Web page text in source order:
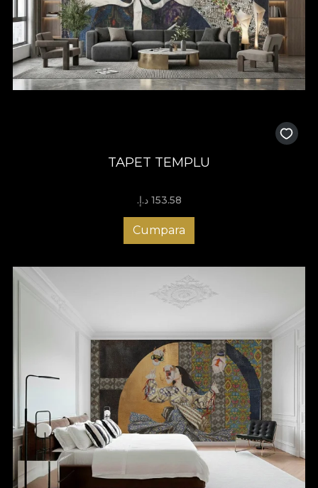
TAPET TEMPLU
153.58 د.إ.‏
Cumpara